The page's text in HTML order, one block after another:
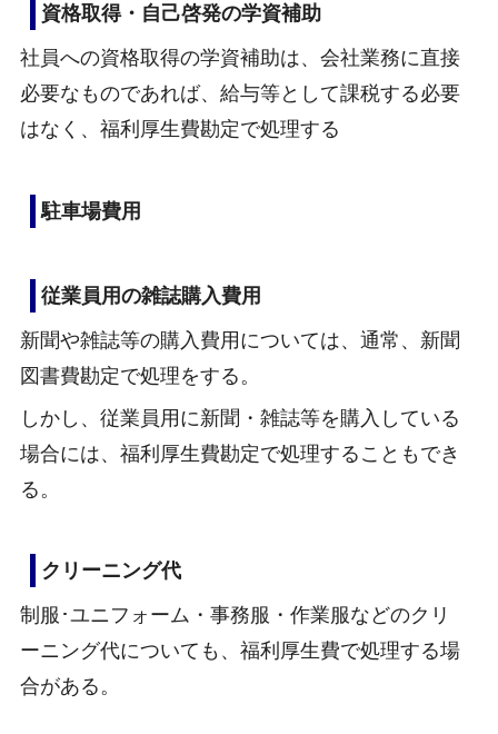
資格取得・自己啓発の学資補助
社員への資格取得の学資補助は、会社業務に直接
必要なものであれば、給与等として課税する必要
はなく、福利厚生費勘定で処理する
駐車場費用
従業員用の雑誌購入費用
新聞や雑誌等の購入費用については、通常、新聞
図書費勘定で処理をする。
しかし、従業員用に新聞・雑誌等を購入している
場合には、福利厚生費勘定で処理することもでき
る。
クリーニング代
制服･ユニフォーム・事務服・作業服などのクリ
ーニング代についても、福利厚生費で処理する場
合がある。